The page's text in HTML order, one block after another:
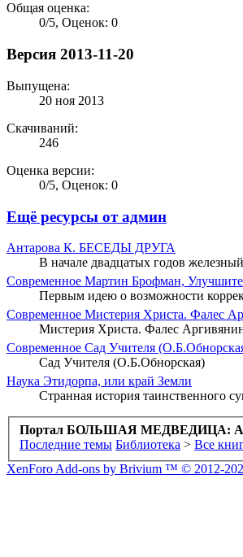
Общая оценка:
0/5, Оценок: 0
Версия 2013-11-20
Выпущена:
20 ноя 2013
Скачиваний:
246
Оценка версии:
0/5, Оценок: 0
Ещё ресурсы от админ
Антарова К. БЕСЕДЫ ДРУГА
В начале двадцатых годов
Современное Мартин Брофман, Улучшите
Первым идею о возможности
Современное Мистерия Христа. Фалес
Мистерия Христа. Фалес
Современное Сад Учителя
Сад Учителя (О.Б.Обнорская)
Наука Этидорпа, или край Земли
Странная история таинственного
Портал БОЛЬШАЯ МЕДВЕДИЦА:
Последние темы Библиотека > Все
XenForo Add-ons by Brivium ™ © 2012-